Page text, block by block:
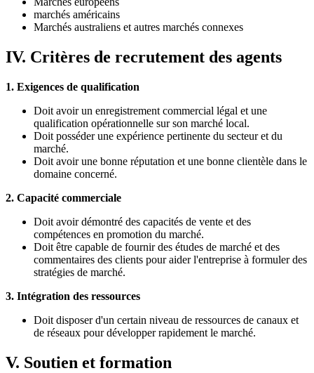
marchés américains
Marchés australiens et autres marchés connexes
IV. Critères de recrutement des agents
1. Exigences de qualification
Doit avoir un enregistrement commercial légal et une
qualification opérationnelle sur son marché local.
Doit posséder une expérience pertinente du secteur et du
marché.
Doit avoir une bonne réputation et une bonne clientèle dans le
domaine concerné.
2. Capacité commerciale
Doit avoir démontré des capacités de vente et des
compétences en promotion du marché.
Doit être capable de fournir des études de marché et des
commentaires des clients pour aider l'entreprise à formuler des
stratégies de marché.
3. Intégration des ressources
Doit disposer d'un certain niveau de ressources de canaux et
de réseaux pour développer rapidement le marché.
V. Soutien et formation